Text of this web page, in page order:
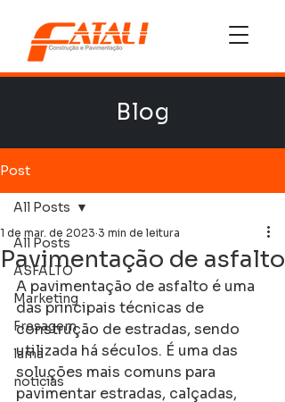
Blog
Post
All Posts
ASFALTO
Marketing
Fresagem
lama
noticias
All Posts
Pavimentação de asfalto
1 de mar. de 2023 3 min de leitura
A pavimentação de asfalto é uma
das principais técnicas de
construção de estradas, sendo
utilizada há séculos. É uma das
soluções mais comuns para
pavimentar estradas, calçadas,